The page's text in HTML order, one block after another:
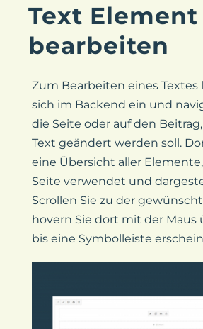
Agentur
Text Element
bearbeiten
Zum Bearbeiten eines Textes
sich im Backend ein und
die Seite oder auf den
Text geändert werden soll.
eine Übersicht aller
Seite verwendet und
Scrollen Sie zu der
hovern Sie dort mit der Maus
bis eine Symbolleiste